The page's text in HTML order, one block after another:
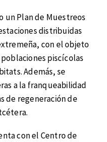
un Plan de Muestreos
distribuidas
con el objeto
piscícolas
Además, se
a la franqueabilidad
de regeneración de
con el Centro de